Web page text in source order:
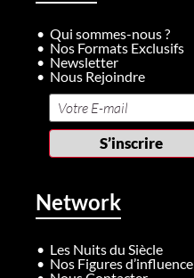
Qui sommes-nous ?
Nos Formats Exclusifs
Newsletter
Nous Rejoindre
Network
Les Nuits du Siècle
Nos Figures d’influence